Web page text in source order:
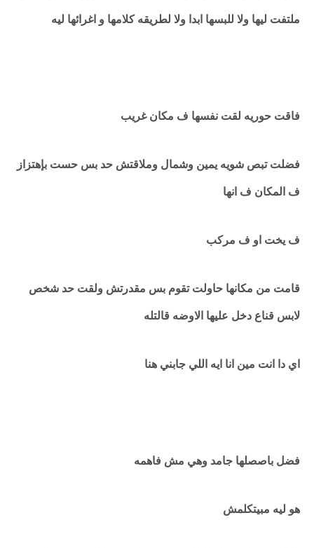
ملتفت ليها ولا للبسها ابدا ولا لطريقه كلامها و اغرائها ليه
فاقت حوريه لقت نفسها ف مكان غريب
فضلت تبص شويه يمين وشمال وملاقتش حد بس حست بإهتزاز
ف المكان ف انها
ف يخت او ف مركب
قامت من مكانها حاولت تقوم بس مقدرتش ولقت حد شخص
لابس قناع دخل عليها الاوضه قالتله
اي دا انت مين انا ايه اللي جابني هنا
فضل باصصلها جامد وهي مش فاهمه
هو ليه مبيتكلمش